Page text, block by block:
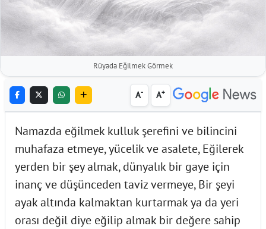
Rüyada Eğilmek Görmek
A- A+
Namazda eğilmek kulluk şerefini ve bilincini
muhafaza etmeye, yücelik ve asalete, Eğilerek
yerden bir şey almak, dünyalık bir gaye için
inanç ve düşünceden taviz vermeye, Bir şeyi
ayak altında kalmaktan kurtarmak ya da yeri
orası değil diye eğilip almak bir değere sahip